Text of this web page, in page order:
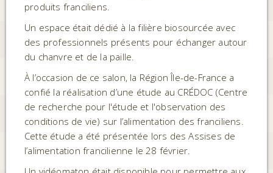
produits franciliens.
Un espace était dédié à la filière biosourcée avec
des professionnels présents pour échanger autour
du chanvre et de la paille.
À l’occasion de ce salon, la Région Île-de-France a
confié la réalisation d’une étude au CRÉDOC (Centre
de recherche pour l'étude et l'observation des
conditions de vie) sur l’alimentation des franciliens.
Cette étude a été présentée lors des Assises de
l’alimentation francilienne le 28 février.